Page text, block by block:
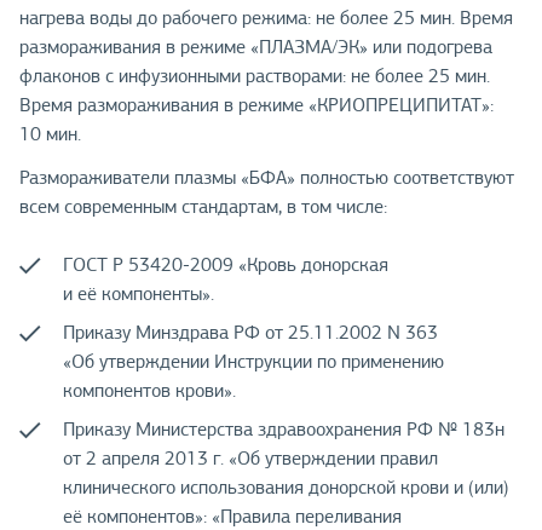
нагрева воды до рабочего режима: не более 25 мин. Время
размораживания в режиме «ПЛАЗМА/ЭК» или подогрева
флаконов с инфузионными растворами: не более 25 мин.
Время размораживания в режиме «КРИОПРЕЦИПИТАТ»:
10 мин.
Размораживатели плазмы «БФА» полностью соответствуют
всем современным стандартам, в том числе:
ГОСТ Р 53420-2009 «Кровь донорская
и её компоненты».
Приказу Минздрава РФ от 25.11.2002 N 363
«Об утверждении Инструкции по применению
компонентов крови».
Приказу Министерства здравоохранения РФ № 183н
от 2 апреля 2013 г. «Об утверждении правил
клинического использования донорской крови и (или)
её компонентов»: «Правила переливания